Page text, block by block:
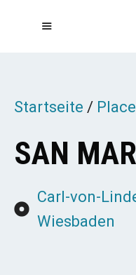
Startseite /
SAN
Carl-von-
Wiesbaden